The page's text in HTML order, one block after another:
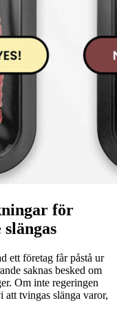
för
ett företag får påstå ur
saknas besked om
Om inte regeringen
tvingas slänga varor,